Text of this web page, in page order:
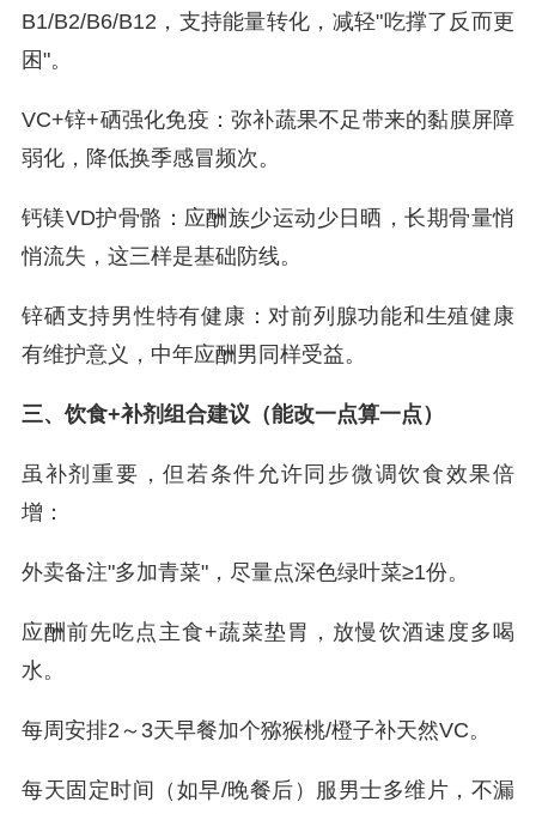
B1/B2/B6/B12，支持能量转化，减轻"吃撑了反而更
困"。
VC+锌+硒强化免疫：弥补蔬果不足带来的黏膜屏障
弱化，降低换季感冒频次。
钙镁VD护骨骼：应酬族少运动少日晒，长期骨量悄
悄流失，这三样是基础防线。
锌硒支持男性特有健康：对前列腺功能和生殖健康
有维护意义，中年应酬男同样受益。
三、饮食+补剂组合建议（能改一点算一点）
虽补剂重要，但若条件允许同步微调饮食效果倍
增：
外卖备注"多加青菜"，尽量点深色绿叶菜≥1份。
应酬前先吃点主食+蔬菜垫胃，放慢饮酒速度多喝
水。
每周安排2～3天早餐加个猕猴桃/橙子补天然VC。
每天固定时间（如早/晚餐后）服男士多维片，不漏